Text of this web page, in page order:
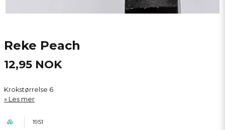
Reke Peach
12,95 NOK
Krokstørrelse 6
Les mer
1951